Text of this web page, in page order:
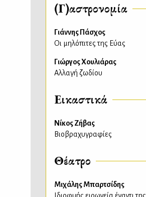
(Γ)αστρονομία
Γιάννης Πάσχος
Οι μηλόπιτες της Εύας
Γιώργος Χουλιάρας
Αλλαγή ζωδίου
Εικαστικά
Νίκος Ζήβας
Βιοβραχυγραφίες
Θέατρο
Μιχάλης Μπαρτσίδης